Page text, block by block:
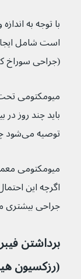
با توجه به
است شامل
(جراحی سوراخ کلید) یا
باید چند روز
توصیه می‌شود چند هفته استراحت کنید.
میومکتومی
اگرچه این
جراحی بیشتری
برداشتن
(رزکسیون